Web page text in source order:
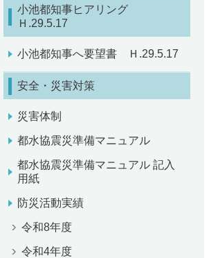
小池都知事ヒアリング
Ｈ.29.5.17
小池都知事へ要望書 Ｈ.29.5.17
安全・災害対策
災害体制
都水協震災準備マニュアル
都水協震災準備マニュアル 記入
用紙
防災活動実績
令和8年度
令和4年度